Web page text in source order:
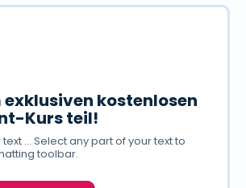
kostenlosen
Kurs teil!
... Select any part of your text to
toolbar.